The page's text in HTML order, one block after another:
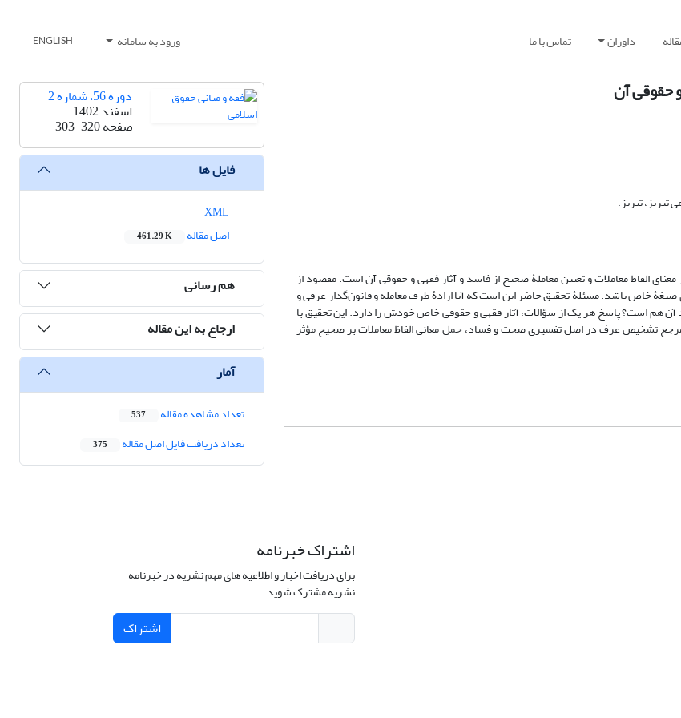
داوران تماس با ما ورود به سامانه ENGLISH
حقوقی آن‏
تبریز،
الفاظ معاملات و تعیین معاملۀ صحیح از فاسد و آثار فقهی و حقوقی آن است. مقصود از
خاص باشد. مسئلۀ تحقیق حاضر این است که آیا ارادۀ طرف معامله و قانون‌گذار عرفی و
هم است؟ پاسخ هر یک از سؤالات، آثار فقهی و حقوقی خاص خودش را دارد. این تحقیق با
مرجع تشخیص عرف در اصل تفسیری صحت و فساد، حمل معانی الفاظ معاملات بر صحیح مؤثر
دوره 56، شماره 2
اسفند 1402
صفحه303-320
فایل ها
اصل مقاله
461.29 K
هم رسانی
ارجاع به این مقاله
آمار
تعداد مشاهده مقاله 537
تعداد دریافت فایل اصل مقاله 375
اشتراک خبرنامه
برای دریافت اخبار و اطلاعیه های مهم نشریه در خبرنامه
نشریه مشترک شوید.
اشتراک